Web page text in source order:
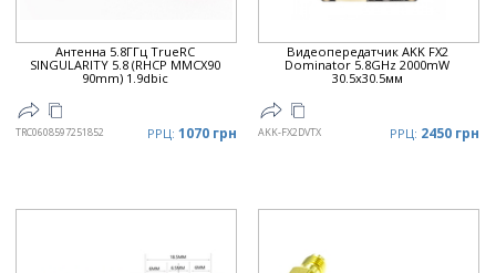
Антенна 5.8ГГц TrueRC
SINGULARITY 5.8 (RHCP MMCX90
90mm) 1.9dbic
TRC0608597251852 РРЦ: 1070 грн
Видеопередатчик AKK FX2
Dominator 5.8GHz 2000mW
30.5x30.5мм
AKK-FX2DVTX РРЦ: 2450 грн